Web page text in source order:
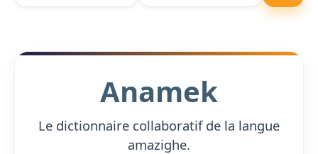
Anamek
Le dictionnaire collaboratif de la langue
amazighe.